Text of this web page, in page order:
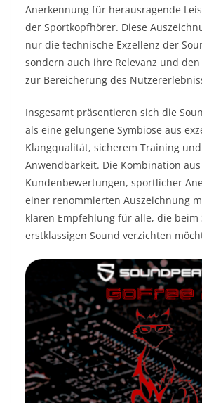
Anerkennung für herausragende
der Sportkopfhörer. Diese
nur die technische Exzellenz der
sondern auch ihre Relevanz und
zur Bereicherung des
Insgesamt präsentieren sich die
als eine gelungene Symbiose aus
Klangqualität, sicherem Training
Anwendbarkeit. Die Kombination
Kundenbewertungen, sportlicher
einer renommierten Auszeichnung
klaren Empfehlung für alle, die
erstklassigen Sound verzichten